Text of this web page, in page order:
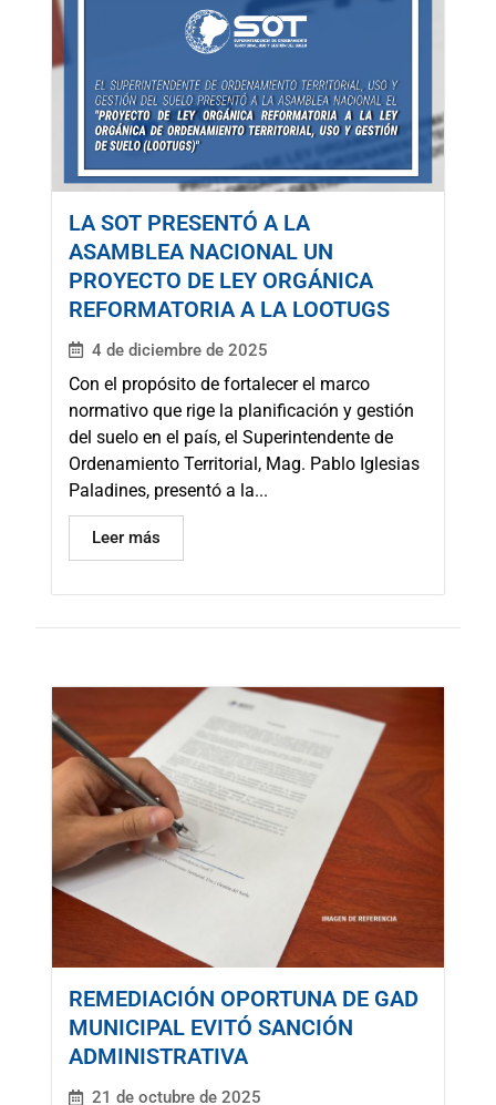
LA SOT PRESENTÓ A LA
ASAMBLEA NACIONAL UN
PROYECTO DE LEY ORGÁNICA
REFORMATORIA A LA LOOTUGS
4 de diciembre de 2025
Con el propósito de fortalecer el marco
normativo que rige la planificación y gestión
del suelo en el país, el Superintendente de
Ordenamiento Territorial, Mag. Pablo Iglesias
Paladines, presentó a la...
Leer más
REMEDIACIÓN OPORTUNA DE GAD
MUNICIPAL EVITÓ SANCIÓN
ADMINISTRATIVA
21 de octubre de 2025